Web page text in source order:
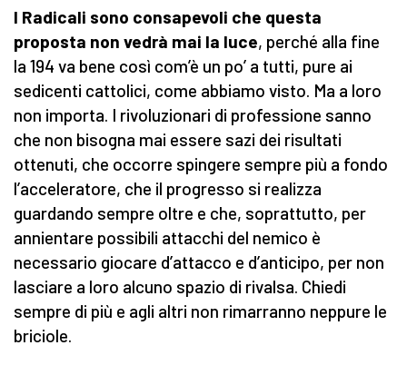
I Radicali sono consapevoli che questa
proposta non vedrà mai la luce, perché alla fine
la 194 va bene così com’è un po’ a tutti, pure ai
sedicenti cattolici, come abbiamo visto. Ma a loro
non importa. I rivoluzionari di professione sanno
che non bisogna mai essere sazi dei risultati
ottenuti, che occorre spingere sempre più a fondo
l’acceleratore, che il progresso si realizza
guardando sempre oltre e che, soprattutto, per
annientare possibili attacchi del nemico è
necessario giocare d’attacco e d’anticipo, per non
lasciare a loro alcuno spazio di rivalsa. Chiedi
sempre di più e agli altri non rimarranno neppure le
briciole.